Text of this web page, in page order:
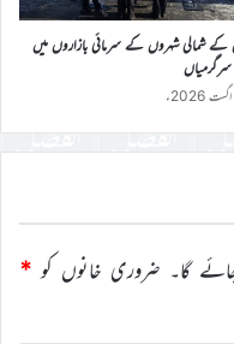
کے شمالی شہروں کے سرمائی بازاروں میں
سرگرمیاں
گا۔ ضروری خانوں کو *